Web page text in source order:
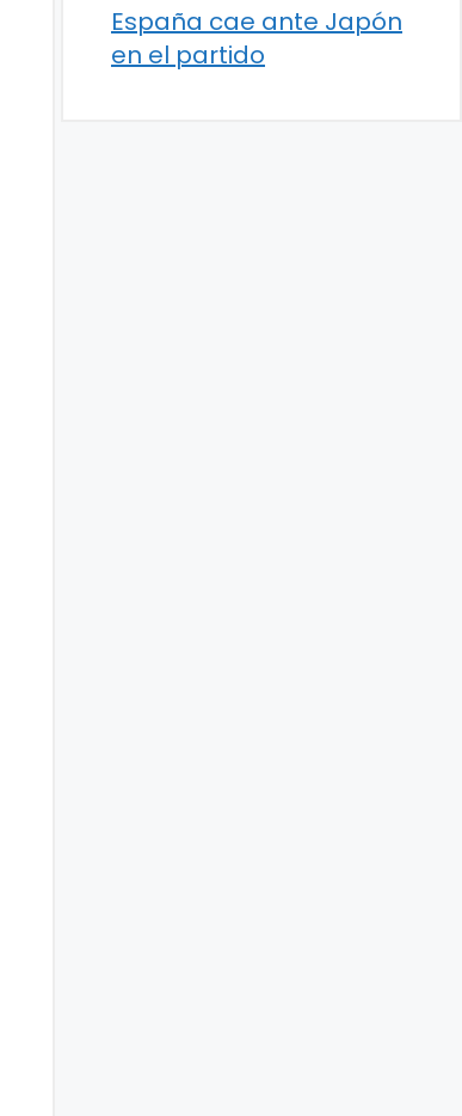
España cae ante Japón
en el partido